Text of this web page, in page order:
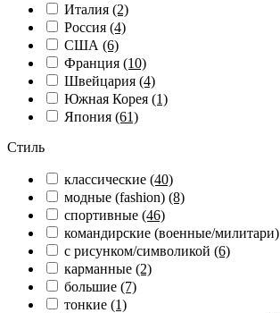
Италия (2)
Россия (4)
США (6)
Франция (10)
Швейцария (4)
Южная Корея (1)
Япония (61)
Стиль
классические (40)
модные (fashion) (8)
спортивные (46)
командирские (военные/милитари)
с рисунком/символикой (6)
карманные (2)
большие (7)
тонкие (1)